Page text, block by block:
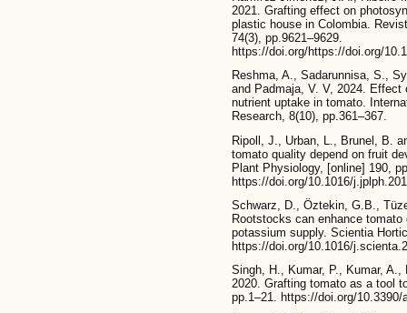
2021. Grafting effect on
plastic house in Colombia.
74(3), pp.9621–9629.
https://doi.org/https://doi.org/
Reshma, A., Sadarunnisa, S.,
and Padmaja, V. V, 2024.
nutrient uptake in tomato.
Research, 8(10), pp.361–367.
Ripoll, J., Urban, L., Brunel, B.
tomato quality depend on fruit
Plant Physiology, [online] 190,
https://doi.org/10.1016/
Schwarz, D., Öztekin, G.B.,
Rootstocks can enhance
potassium supply. Scientia
https://doi.org/10.1016/
Singh, H., Kumar, P., Kumar,
2020. Grafting tomato as a tool
pp.1–21. https://doi.org/10.3390/